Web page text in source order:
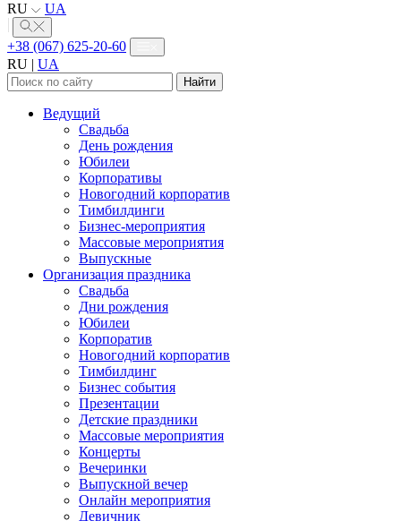
RU
UA
+38 (067) 625-20-60
RU | UA
Найти:
Ведущий
Свадьба
День рождения
Юбилеи
Корпоративы
Новогодний корпоратив
Тимбилдинги
Бизнес-мероприятия
Массовые мероприятия
Выпускные
Организация праздника
Свадьба
Дни рождения
Юбилеи
Корпоратив
Новогодний корпоратив
Тимбилдинг
Бизнес события
Презентации
Детские праздники
Массовые мероприятия
Концерты
Вечеринки
Выпускной вечер
Онлайн мероприятия
Девичник